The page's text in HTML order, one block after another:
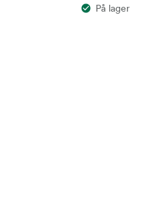
På lager